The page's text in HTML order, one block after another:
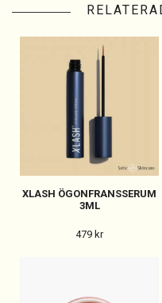
XLASH ÖGONFRANSSERUM
3ML
479 kr